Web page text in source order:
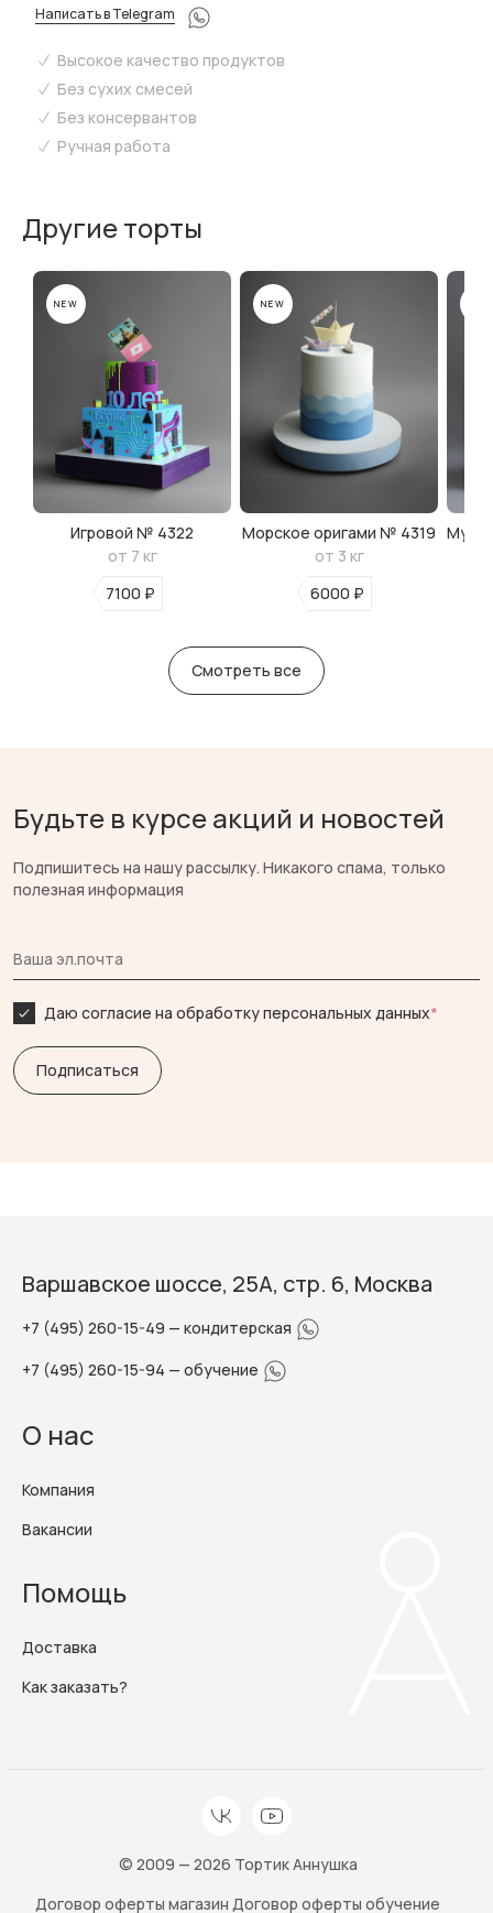
Написать в Telegram
Высокое качество продуктов
Без сухих смесей
Без консервантов
Ручная работа
Другие торты
Игровой № 4322
от 7 кг
7100 ₽
NEW
Морское оригами № 4319
от 3 кг
6000 ₽
NEW
Смотреть все
Будьте в курсе акций и новостей
Подпишитесь на нашу рассылку. Никакого спама, только
полезная информация
Даю согласие на обработку персональных данных*
Варшавское шоссе, 25А, стр. 6, Москва
+7 (495) 260-15-49 — кондитерская
+7 (495) 260-15-94 — обучение
О нас
Компания
Вакансии
Помощь
Доставка
Как заказать?
© 2009 — 2026 Тортик Аннушка
Договор оферты магазин Договор оферты обучение